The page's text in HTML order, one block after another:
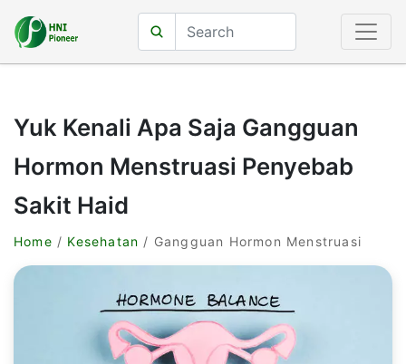
Yuk Kenali Apa Saja Gangguan
Hormon Menstruasi Penyebab
Sakit Haid
Home / Kesehatan / Gangguan Hormon Menstruasi